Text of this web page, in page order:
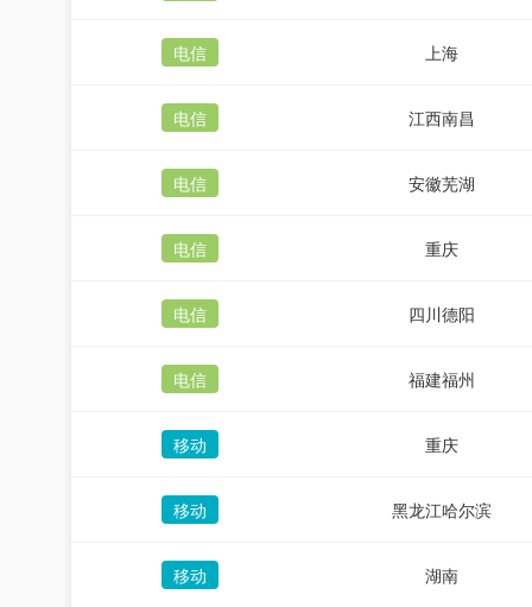
电信 上海
电信 江西南昌
电信 安徽芜湖
电信 重庆
电信 四川德阳
电信 福建福州
移动 重庆
移动 黑龙江哈尔滨
移动 湖南